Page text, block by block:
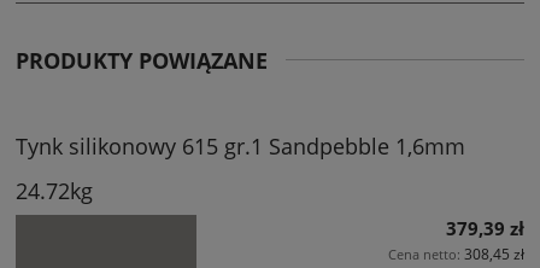
PRODUKTY POWIĄZANE
Tynk silikonowy 615 gr.1 Sandpebble 1,6mm
24.72kg
379,39 zł
Cena netto: 308,45 zł